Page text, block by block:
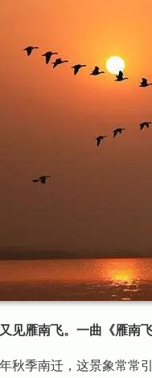
见雁南飞。一曲《雁南
秋季南迁，这景象常常